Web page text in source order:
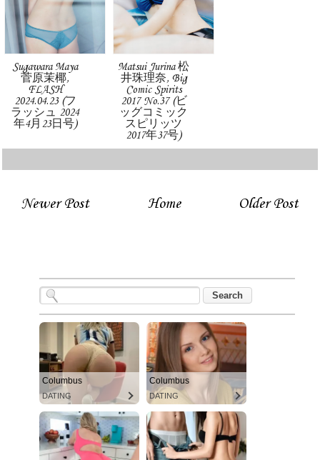
Sugawara Maya
菅原茉椰,
FLASH
2024.04.23 (フ
ラッシュ 2024
年4月23日号)
Matsui Jurina 松
井珠理奈, Big
Comic Spirits
2017 No.37 (ビ
ッグコミック
スピリッツ
2017年37号)
Newer Post Older Post
Home
Columbus
DATING
Columbus
DATING